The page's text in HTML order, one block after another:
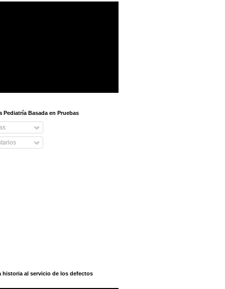
Pediatría Basada en Pruebas
historia al servicio de los defectos